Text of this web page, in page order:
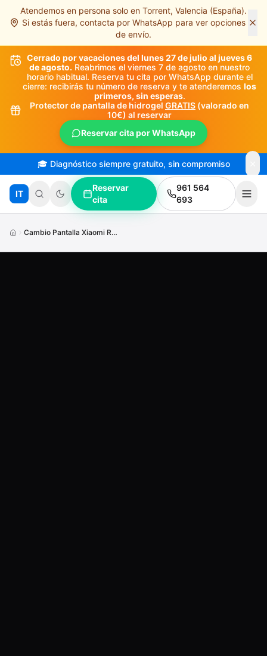
Saltar al contenido principal
Atendemos en persona solo en Torrent, Valencia (España).
Si estás fuera, contacta por WhatsApp para ver opciones
de envío.
Cerrado por vacaciones del lunes 27 de julio al jueves 6
de agosto. Reabrimos el viernes 7 de agosto en nuestro
horario habitual. Reserva tu cita por WhatsApp durante el
cierre: recibirás tu número de reserva y te atenderemos los
primeros, sin esperas.
Protector de pantalla de hidrogel GRATIS (valorado en
10€) al reservar
Reservar cita por WhatsApp
🎓 Diagnóstico siempre gratuito, sin compromiso
IT
Reservar
cita
961 564
693
Cambio Pantalla Xiaomi Redmi Note9 Pro